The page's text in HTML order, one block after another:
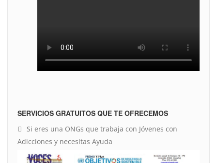
SERVICIOS GRATUITOS QUE TE OFRECEMOS
Si eres una ONGs que trabaja con Jóvenes con
Adicciones y necesitas Ayuda